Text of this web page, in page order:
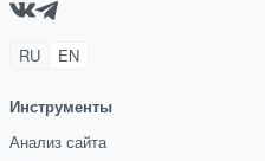
RU EN
Инструменты
Анализ сайта